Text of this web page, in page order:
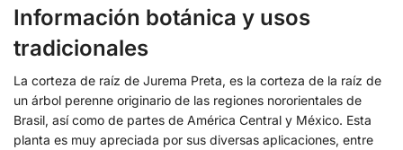
Información botánica y usos
tradicionales
La corteza de raíz de Jurema Preta, es la corteza de la raíz de
un árbol perenne originario de las regiones nororientales de
Brasil, así como de partes de América Central y México. Esta
planta es muy apreciada por sus diversas aplicaciones, entre